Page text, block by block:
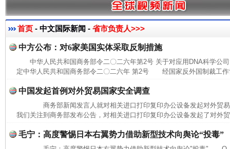
首页 - 中文国际新闻 - 省市负责人>>>
中方公布：对6家美国实体采取反制措施
中华人民共和国商务部令二〇二六年第2号 关于对应用DNA科学公
定中华人民共和国商务部令二〇二六年 第2号 经国家反外国制裁工作
中国发起首例对外贸易国家安全调查
商务部新闻发言人就对相关进口打印复印办公设备发起对外
我们关注到商务部发布公告，对相关进口打印复印办公设备发起了对外
毛宁：高度警惕日本右翼势力借助新型技术向舆论“投毒”